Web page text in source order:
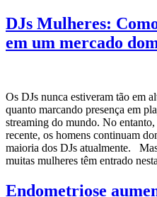
DJs Mulheres:
em um mercado
Os DJs nunca estiveram tão em
quanto marcando presença em
streaming do mundo. No entanto,
recente, os homens continuam
maioria dos DJs atualmente.
muitas mulheres têm entrado
Endometriose